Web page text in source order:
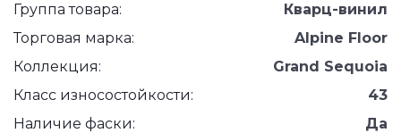
Группа товара:
Кварц-винил
Торговая марка:
Alpine Floor
Коллекция:
Grand Sequoia
Класс износостойкости:
43
Наличие фаски:
Да